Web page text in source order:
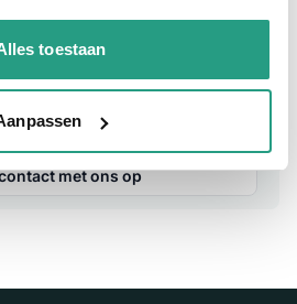
toestaan
10 mtr
contact op
ma t/m vr van 08:00 tot 17:00 uur.
met ons op